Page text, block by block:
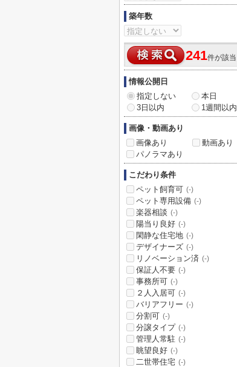
築年数
241件が該当
情報公開日
指定しない
本日
3日以内
1週間以内
画像・動画あり
画像あり
動画あり
パノラマあり
こだわり条件
ペット飼育可 (-)
ペット専用設備 (-)
楽器相談 (-)
陽当り良好 (-)
閑静な住宅地 (-)
デザイナーズ (-)
リノベーション済 (-)
保証人不要 (-)
事務所可 (-)
２人入居可 (-)
バリアフリー (-)
分割可 (-)
分譲タイプ (-)
管理人常駐 (-)
眺望良好 (-)
二世帯住宅 (-)